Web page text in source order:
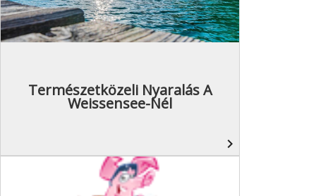
Természetközeli Nyaralás A
Weissensee-Nél
navigate_next